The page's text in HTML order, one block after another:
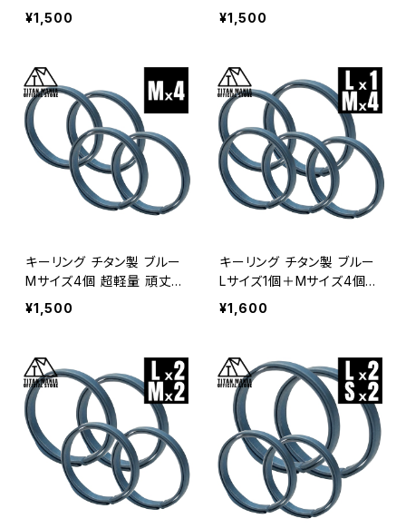
超軽量 頑丈 シンプル キー
ホルダー 錆びない 二重リ
¥1,500
軽量 頑丈 シンプル キーホ
ルダー 錆びない 二重リン
¥1,500
キーリング チタン製 ブルー
Mサイズ4個 超軽量 頑丈
シンプル キーホルダー 錆
びない 二重リング 金具
¥1,500
キーリング チタン製 ブルー
Lサイズ1個＋Mサイズ4個
超軽量 頑丈 シンプル キー
ホルダー 錆びない 二重リ
¥1,600